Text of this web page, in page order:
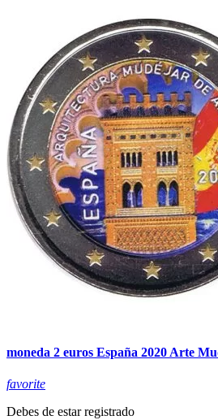
moneda 2 euros España 2020 Arte
favorite
Debes de estar registrado